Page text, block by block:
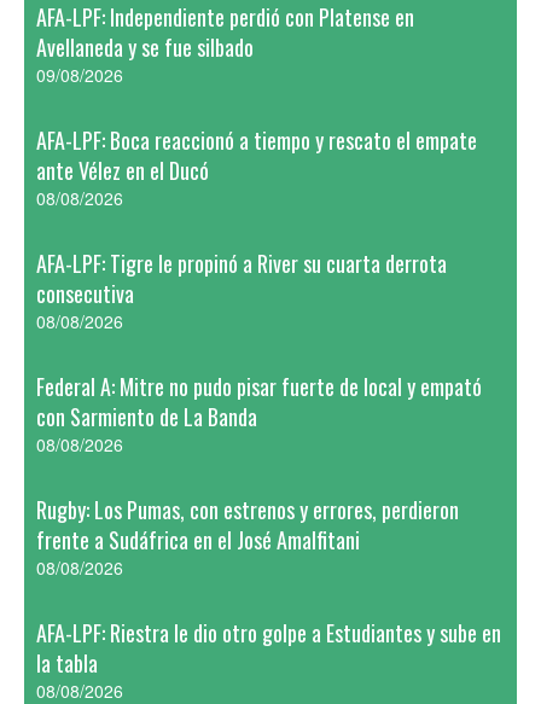
AFA-LPF: Independiente perdió con Platense en
Avellaneda y se fue silbado
09/08/2026
AFA-LPF: Boca reaccionó a tiempo y rescato el empate
ante Vélez en el Ducó
08/08/2026
AFA-LPF: Tigre le propinó a River su cuarta derrota
consecutiva
08/08/2026
Federal A: Mitre no pudo pisar fuerte de local y empató
con Sarmiento de La Banda
08/08/2026
Rugby: Los Pumas, con estrenos y errores, perdieron
frente a Sudáfrica en el José Amalfitani
08/08/2026
AFA-LPF: Riestra le dio otro golpe a Estudiantes y sube en
la tabla
08/08/2026